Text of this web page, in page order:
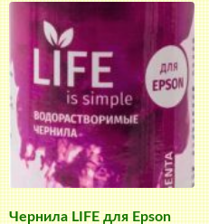
Чернила LIFE для Epson